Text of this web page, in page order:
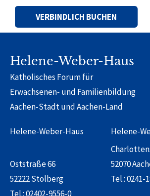
Helene-Weber-Haus
Katholisches Forum für
Erwachsenen- und Familienbildung
Aachen-Stadt und Aachen-Land
Helene-Weber-Haus
Oststraße 66
52222 Stolberg
Tel.:02402-9556-0
Helene-
52070
Tel.:0241-